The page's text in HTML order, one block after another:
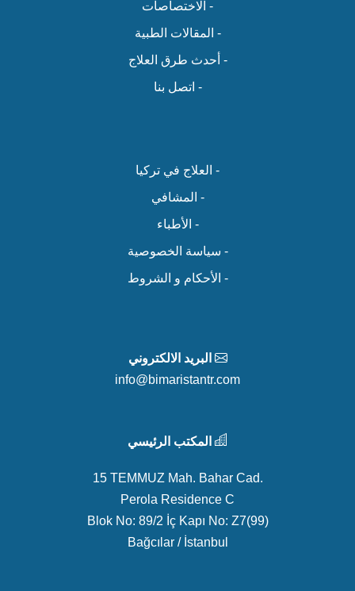
- الاختصاصات
- المقالات الطبية
- أحدث طرق العلاج
- اتصل بنا
- العلاج في تركيا
- المشافي
- الأطباء
- سياسة الخصوصية
- الأحكام و الشروط
البريد الالكتروني
info@bimaristantr.com
المكتب الرئيسي
15 TEMMUZ Mah. Bahar Cad.
Perola Residence C
Blok No: 89/2 İç Kapı No: Z7(99)
Bağcılar / İstanbul